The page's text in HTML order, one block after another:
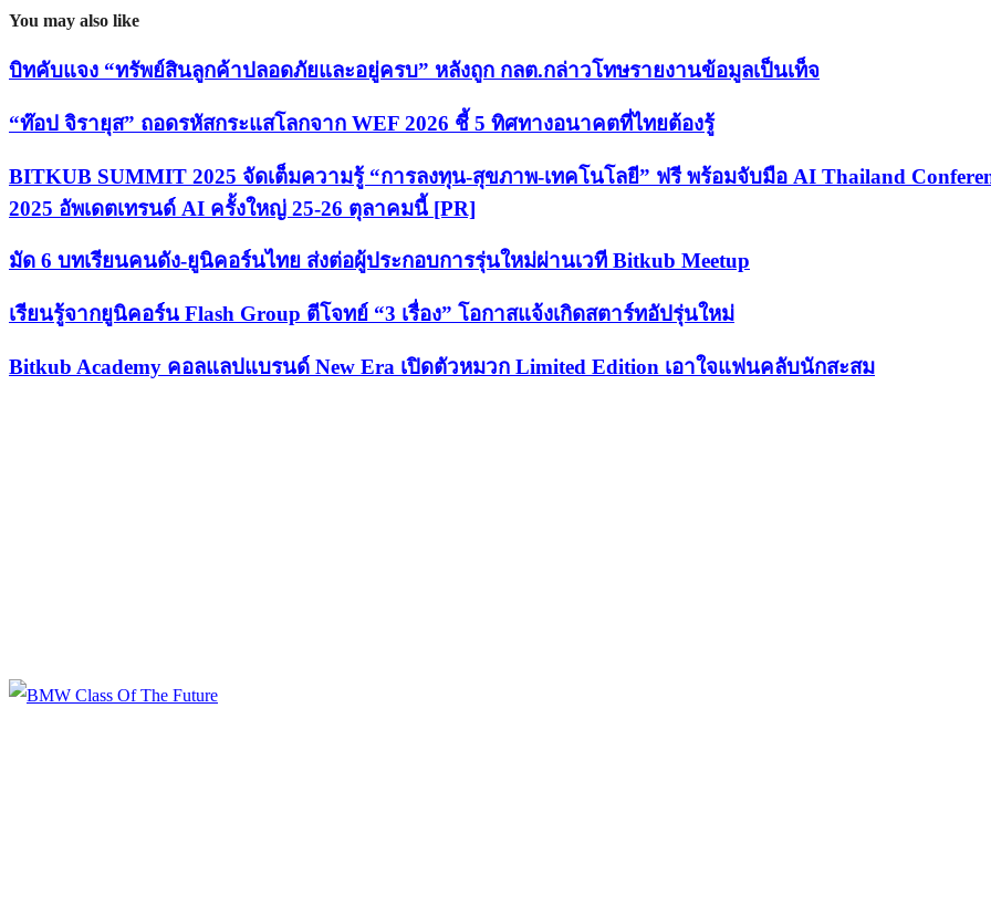
You may also like
บิทคับแจง “ทรัพย์สินลูกค้าปลอดภัยและอยู่ครบ” หลังถูก กลต.กล่าวโทษรายงานข้อมูลเป็นเท็จ
“ท๊อป จิรายุส” ถอดรหัสกระแสโลกจาก WEF 2026 ชี้ 5 ทิศทางอนาคตที่ไทยต้องรู้
BITKUB SUMMIT 2025 จัดเต็มความรู้ “การลงทุน-สุขภาพ-เทคโนโลยี” ฟรี พร้อมจับมือ AI Thailand
2025 อัพเดตเทรนด์ AI ครั้งใหญ่ 25-26 ตุลาคมนี้ [PR]
มัด 6 บทเรียนคนดัง-ยูนิคอร์นไทย ส่งต่อผู้ประกอบการรุ่นใหม่ผ่านเวที Bitkub Meetup
เรียนรู้จากยูนิคอร์น Flash Group ตีโจทย์ “3 เรื่อง” โอกาสแจ้งเกิดสตาร์ทอัปรุ่นใหม่
Bitkub Academy คอลแลปแบรนด์ New Era เปิดตัวหมวก Limited Edition เอาใจแฟนคลับนักสะสม